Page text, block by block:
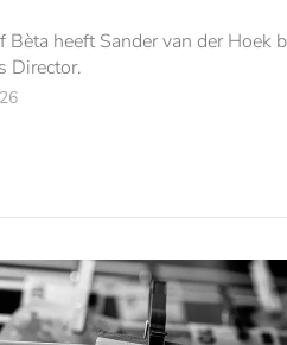
Bèta heeft Sander van der Hoek
Director.